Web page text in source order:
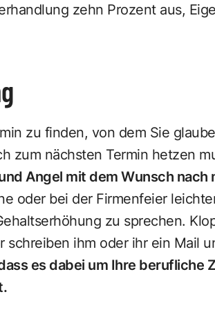
zehn Prozent aus,
zu finden, von dem Sie
zum nächsten Termin hetzen
Angel mit dem Wunsch nach
oder bei der Firmenfeier
zu sprechen.
schreiben ihm oder ihr ein Mail
es dabei um Ihre berufliche